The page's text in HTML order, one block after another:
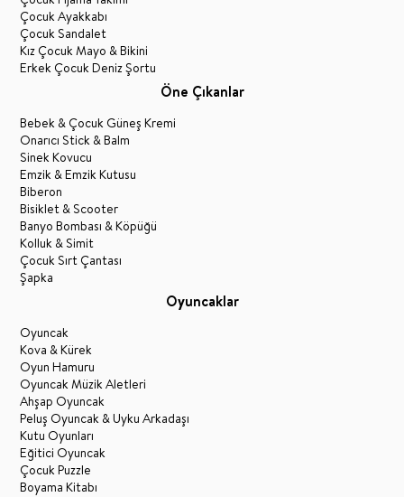
Çocuk Ayakkabı
Çocuk Sandalet
Kız Çocuk Mayo & Bikini
Erkek Çocuk Deniz Şortu
Öne Çıkanlar
Bebek & Çocuk Güneş Kremi
Onarıcı Stick & Balm
Sinek Kovucu
Emzik & Emzik Kutusu
Biberon
Bisiklet & Scooter
Banyo Bombası & Köpüğü
Kolluk & Simit
Çocuk Sırt Çantası
Şapka
Oyuncaklar
Oyuncak
Kova & Kürek
Oyun Hamuru
Oyuncak Müzik Aletleri
Ahşap Oyuncak
Peluş Oyuncak & Uyku Arkadaşı
Kutu Oyunları
Eğitici Oyuncak
Çocuk Puzzle
Boyama Kitabı